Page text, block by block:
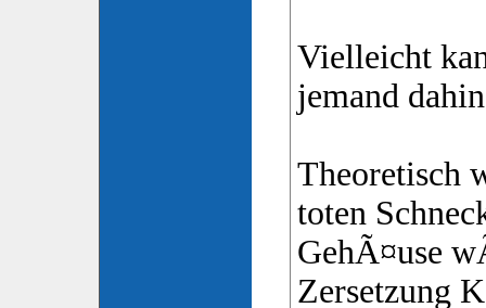
Vielleicht
jemand
Theoretisch
toten
GehÃ¤use
Zersetzung